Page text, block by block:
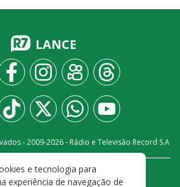
LANCE
- 2009-2026- Rádio e Televisão Record S.A
FALE CONOSCO
PRIVACIDADE
e tecnologia para
experiência de navegação de